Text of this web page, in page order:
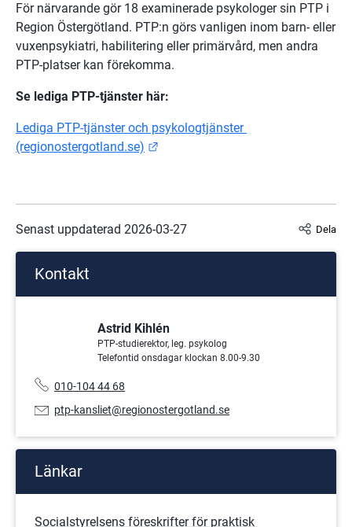
För närvarande gör 18 examinerade psykologer sin PTP i
Region Östergötland. PTP:n görs vanligen inom barn- eller
vuxenpsykiatri, habilitering eller primärvård, men andra
PTP-platser kan förekomma.
Se lediga PTP-tjänster här:
Lediga PTP-tjänster och psykologtjänster
(regionostergotland.se)
Senast uppdaterad 2026-03-27 Dela
Kontakt
Astrid Kihlén
PTP-studierektor, leg. psykolog
Telefontid onsdagar klockan 8.00-9.30
Telefonnummer:
010-104 44 68
E-
ptp-kansliet@regionostergotland.se
Länkar
Socialstyrelsens föreskrifter för praktisk